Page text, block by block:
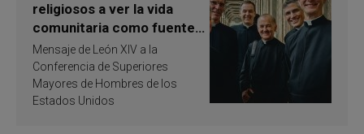
religiosos a ver la vida
comunitaria como fuente
de inspiración y
santificación
Mensaje de León XIV a la
Conferencia de Superiores
Mayores de Hombres de los
Estados Unidos